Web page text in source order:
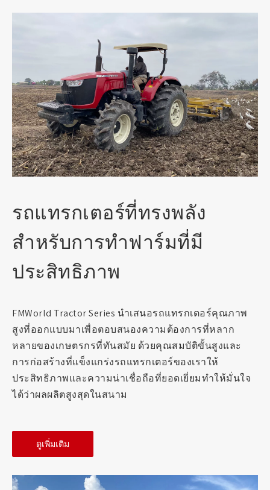
รถแทรกเตอร์ที่ทรงพลัง
สำหรับการทำฟาร์มที่มี
ประสิทธิภาพ
FMWorld Tractor Series นำเสนอรถแทรกเตอร์คุณภาพ
สูงที่ออกแบบมาเพื่อตอบสนองความต้องการที่หลาก
หลายของเกษตรกรที่ทันสมัย ด้วยคุณสมบัติขั้นสูงและ
การก่อสร้างที่แข็งแกร่งรถแทรกเตอร์ของเราให้
ประสิทธิภาพและความน่าเชื่อถือที่ยอดเยี่ยมทำให้มั่นใจ
ได้ว่าผลผลิตสูงสุดในสนาม
ดูเพิ่มเติม